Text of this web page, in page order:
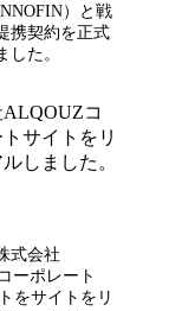
）と戦
携契約を正式
した。
コ
サイトをリ
しました。
式会社
ーポレート
をサイトをリ